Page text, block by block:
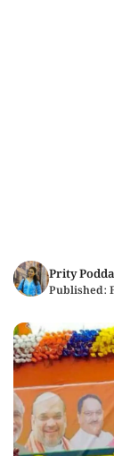
Prity
Published: